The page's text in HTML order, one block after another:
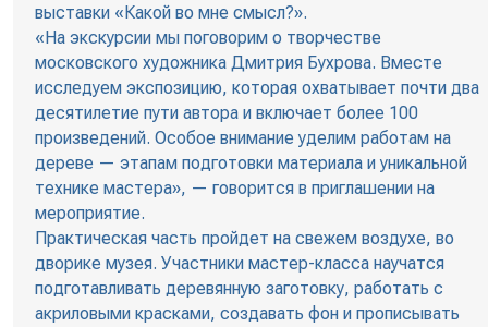
выставки «Какой во мне смысл?».
«На экскурсии мы поговорим о творчестве
московского художника Дмитрия Бухрова. Вместе
исследуем экспозицию, которая охватывает почти два
десятилетие пути автора и включает более 100
произведений. Особое внимание уделим работам на
дереве — этапам подготовки материала и уникальной
технике мастера», — говорится в приглашении на
мероприятие.
Практическая часть пройдет на свежем воздухе, во
дворике музея. Участники мастер-класса научатся
подготавливать деревянную заготовку, работать с
акриловыми красками, создавать фон и прописывать